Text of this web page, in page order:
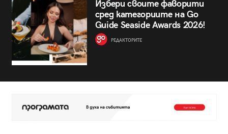
Избери своите фаворити
сред категориите на Go
Guide Seaside Awards 2026!
РЕДАКТОРИТЕ